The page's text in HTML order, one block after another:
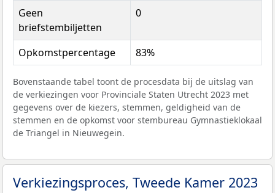
Geen
briefstembiljetten
0
Opkomstpercentage 83%
Bovenstaande tabel toont de procesdata bij de uitslag van
de verkiezingen voor Provinciale Staten Utrecht 2023 met
gegevens over de kiezers, stemmen, geldigheid van de
stemmen en de opkomst voor stembureau Gymnastieklokaal
de Triangel in Nieuwegein.
Verkiezingsproces, Tweede Kamer 2023